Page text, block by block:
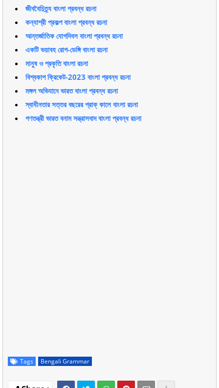
জীববৈচিত্র্য বাংলা প্রবন্ধ রচনা
কন্যাশ্রী প্রকল্প বাংলা প্রবন্ধ রচনা
আন্তর্জাতিক যোগদিবস বাংলা প্রবন্ধ রচনা
একটি ভয়াবহ রোগ-ডেঙ্গি বাংলা রচনা
মানুষ ও প্রকৃতি বাংলা রচনা
বিশ্বকাপ ক্রিকেট-2023 বাংলা প্রবন্ধ রচনা
মঙ্গল অভিযানে ভারত বাংলা প্রবন্ধ রচনা
স্বাধীনতার সত্তর বছরের প্রাক্ কালে বাংলা রচনা
গণতন্ত্রী ভারত বনাম সন্ত্রাসবাদ বাংলা প্রবন্ধ রচনা
Tags Bengali Grammar